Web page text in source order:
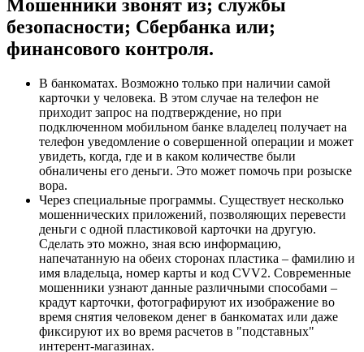
Мошенники звонят из; службы
безопасности; Сбербанка или;
финансового контроля.
В банкоматах. Возможно только при наличии самой
карточки у человека. В этом случае на телефон не
приходит запрос на подтверждение, но при
подключенном мобильном банке владелец получает на
телефон уведомление о совершенной операции и может
увидеть, когда, где и в каком количестве были
обналичены его деньги. Это может помочь при розыске
вора.
Через специальные программы. Существует несколько
мошеннических приложений, позволяющих перевести
деньги с одной пластиковой карточки на другую.
Сделать это можно, зная всю информацию,
напечатанную на обеих сторонах пластика – фамилию и
имя владельца, номер карты и код CVV2. Современные
мошенники узнают данные различными способами –
крадут карточки, фотографируют их изображение во
время снятия человеком денег в банкоматах или даже
фиксируют их во время расчетов в "подставных"
интерент-магазинах.